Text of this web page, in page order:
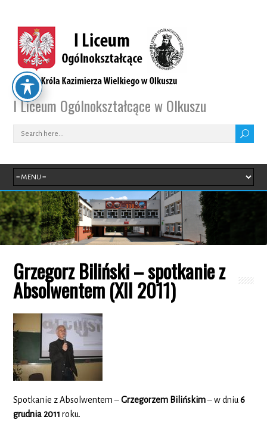
I Liceum Ogólnokształcące w Olkuszu
Grzegorz Biliński – spotkanie z
Absolwentem (XII 2011)
Spotkanie z Absolwentem –Grzegorzem Bilińskim– w dniu6
grudnia 2011 roku.